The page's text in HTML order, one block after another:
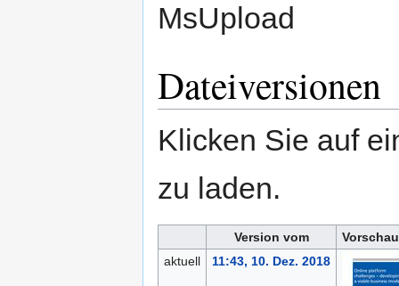
MsUpload
Dateiversionen
Klicken Sie auf
zu laden.
Version vom
aktuell
11:43, 10. Dez. 2018